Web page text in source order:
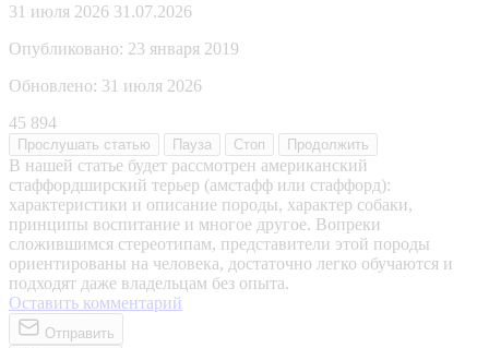
31 июля 2026 31.07.2026
Опубликовано: 23 января 2019
Обновлено: 31 июля 2026
45 894
Прослушать статью Пауза Стоп Продолжить
В нашей статье будет рассмотрен американский
стаффордширский терьер (амстафф или стаффорд):
характеристики и описание породы, характер собаки,
принципы воспитание и многое другое. Вопреки
сложившимся стереотипам, представители этой породы
ориентированы на человека, достаточно легко обучаются и
подходят даже владельцам без опыта.
Оставить комментарий
Отправить